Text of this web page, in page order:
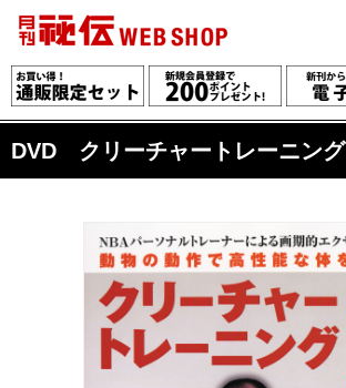
DVD クリーチャートレーニング